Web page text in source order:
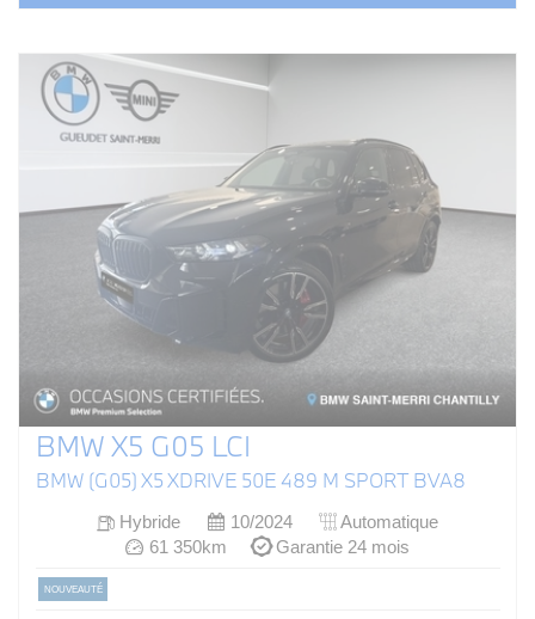
BMW X5 G05 LCI
BMW (G05) X5 XDRIVE 50E 489 M SPORT BVA8
Hybride 10/2024
Automatique
61 350km
Garantie 24 mois
NOUVEAUTÉ